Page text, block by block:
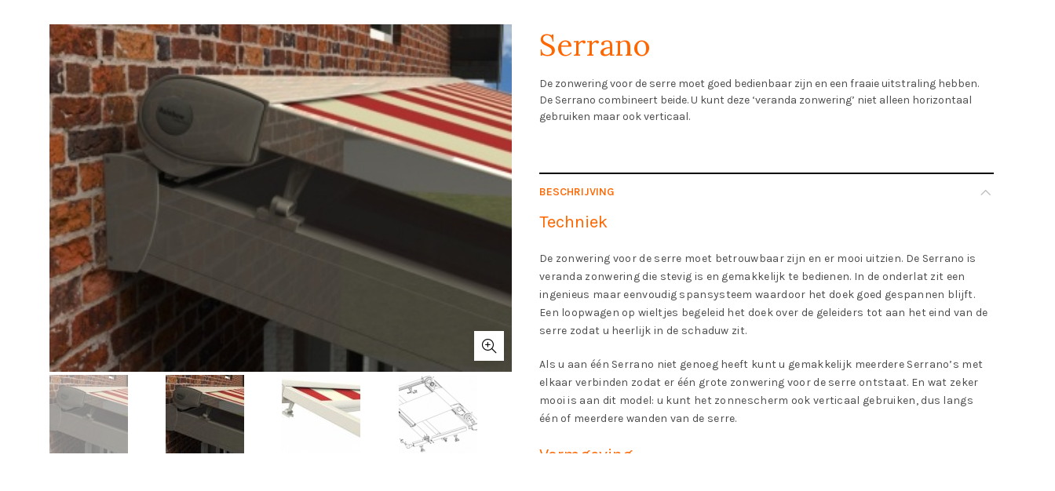
Serrano
De zonwering voor de serre moet goed bedienbaar zijn en een fraaie uitstraling hebben.
De Serrano combineert beide. U kunt deze ‘veranda zonwering’ niet alleen horizontaal
gebruiken maar ook verticaal.
BESCHRIJVING
Techniek
De zonwering voor de serre moet betrouwbaar zijn en er mooi uitzien. De Serrano is
veranda zonwering die stevig is en gemakkelijk te bedienen. In de onderlat zit een
ingenieus maar eenvoudig spansysteem waardoor het doek goed gespannen blijft.
Een loopwagen op wieltjes begeleid het doek over de geleiders tot aan het eind van de
serre zodat u heerlijk in de schaduw zit.
Als u aan één Serrano niet genoeg heeft kunt u gemakkelijk meerdere Serrano’s met
elkaar verbinden zodat er één grote zonwering voor de serre ontstaat. En wat zeker
mooi is aan dit model: u kunt het zonnescherm ook verticaal gebruiken, dus langs
één of meerdere wanden van de serre.
Vormgeving